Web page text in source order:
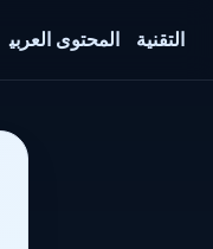
التقنية المحتوى العربي